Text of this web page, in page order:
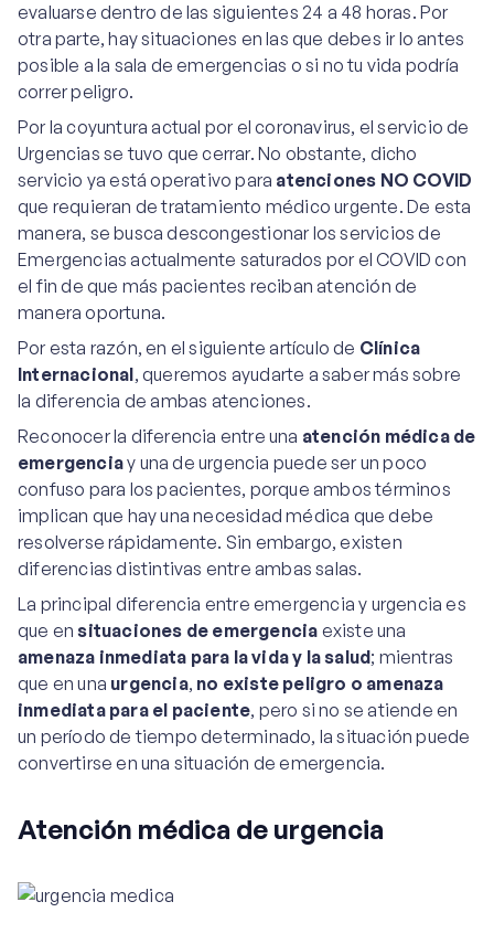
evaluarse dentro de las siguientes 24 a 48 horas. Por
otra parte, hay situaciones en las que debes ir lo antes
posible a la sala de emergencias o si no tu vida podría
correr peligro.
Por la coyuntura actual por el coronavirus, el servicio de
Urgencias se tuvo que cerrar. No obstante, dicho
servicio ya está operativo para atenciones NO COVID
que requieran de tratamiento médico urgente. De esta
manera, se busca descongestionar los servicios de
Emergencias actualmente saturados por el COVID con
el fin de que más pacientes reciban atención de
manera oportuna.
Por esta razón, en el siguiente artículo de Clínica
Internacional, queremos ayudarte a saber más sobre
la diferencia de ambas atenciones.
Reconocer la diferencia entre una atención médica de
emergenciay una de urgencia puede ser un poco
confuso para los pacientes, porque ambos términos
implican que hay una necesidad médica que debe
resolverse rápidamente. Sin embargo, existen
diferencias distintivas entre ambas salas.
La principal diferencia entre emergencia y urgencia es
que ensituaciones de emergencia existe una
amenaza inmediata para la vida y la salud; mientras
que en una urgencia, no existe peligro o amenaza
inmediata para el paciente, pero si no se atiende en
un período de tiempo determinado, la situación puede
convertirse en una situación de emergencia.
Atención médica de urgencia